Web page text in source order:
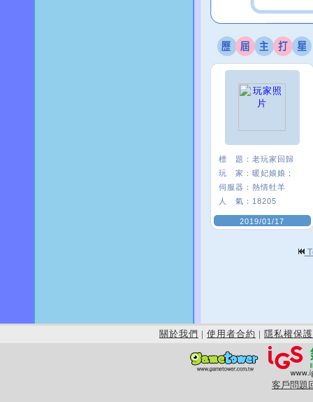
標 題： 老玩家回歸
玩 家： 暖妃娘娘；
伺服器： 熱情牡羊
人 氣： 18205
2019/01/17
關於我們 | 使用者合約 | 隱私權保護
客戶問題